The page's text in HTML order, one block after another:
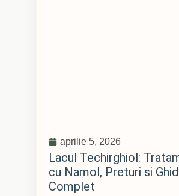
aprilie 5, 2026
Lacul Techirghiol:
cu Namol, Preturi si Ghid
Complet